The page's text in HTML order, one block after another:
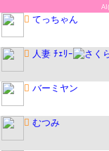
 てっちゃん
 人妻 ﾁｪﾘｰ
 バーミヤン
 むつみ